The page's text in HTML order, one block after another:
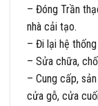
– Đóng Trần
nhà cải tạo.
– Đi lại hệ
– Sửa chữa,
– Cung cấp,
cửa gỗ, cửa